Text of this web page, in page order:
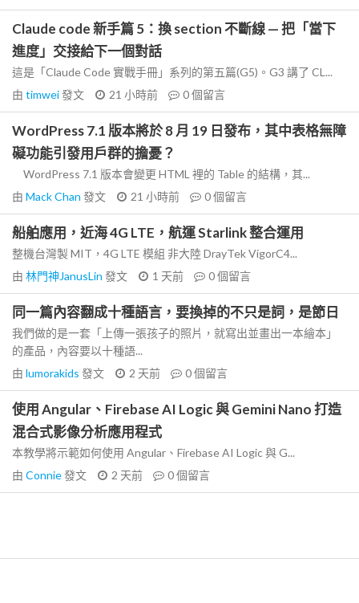
Claude code 新手篇 5：換 section 不斷線 — 把「當下
進度」交接給下一個對話
這是「Claude Code 實戰手冊」系列的第五篇(G5)。G3 講了 CL...
由 timwei發文 21 小時前 0個留言
WordPress 7.1 版本將於 8 月 19 日發布，其中表格無障
礙功能引發用戶群的擔憂？
WordPress 7.1 版本會變更 HTML 裡的 Table 的結構，其...
由 Mack Chan 發文 21 小時前 0個留言
船舶應用，近海 4G LTE，航運 Starlink 整合運用
整機台灣製 MIT，4G LTE 模組 非大陸 DrayTek VigorC4...
由 林門神JanusLin 發文 1 天前 0個留言
同一篇內容翻成十種語言，要換掉的不只是詞，是節日
我們做的是一套「上傳一張孩子的照片，就寫出並畫出一本繪本」
的產品，內容要以十種語...
由 lumorakids 發文 2 天前 0個留言
使用 Angular、Firebase AI Logic 與 Gemini Nano 打造
混合式影像分析應用程式
本教學將示範如何使用 Angular、Firebase AI Logic 與 G...
由 Connie發文 2 天前 0個留言